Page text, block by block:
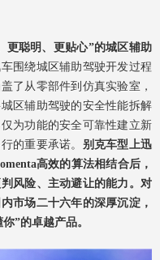
更聪明、更贴心”的城区辅助
围绕城区辅助驾驶开发过程
了从零部件到仿真实验室，
区辅助驾驶的安全性能拆解
为功能的安全可靠性建立新
的重要承诺。 别克车型上迅
高效的算法相结合后，
风险、主动避让的能力。对
市场二十六年的深厚沉淀，
”的卓越产品。